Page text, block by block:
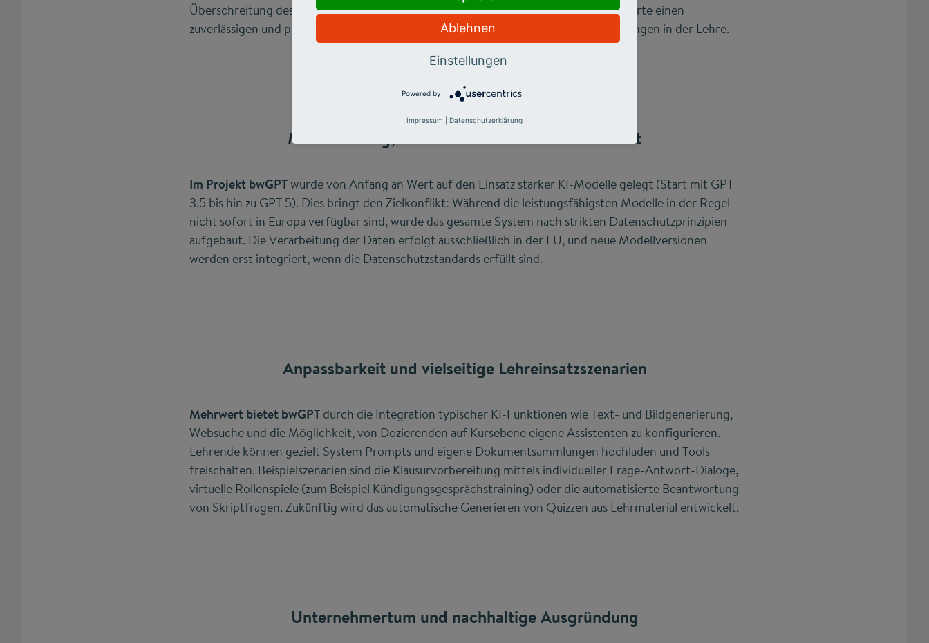
Überschreitung des Limits auf günstigere Sprachmodelle zurückgestuft. Das garantierte einen
zuverlässigen und planbaren Ressourceneinsatz beim Betrieb moderner KI-Anwendungen in der Lehre.
Modelleistung, Datenschutz und EU-Konformität
Im Projekt bwGPTwurde von Anfang an Wert auf den Einsatz starker KI-Modelle gelegt (Start mit GPT
3.5 bis hin zu GPT 5). Dies bringt den Zielkonflikt: Während die leistungsfähigsten Modelle in der Regel
nicht sofort in Europa verfügbar sind, wurde das gesamte System nach strikten Datenschutzprinzipien
aufgebaut. Die Verarbeitung der Daten erfolgt ausschließlich in der EU, und neue Modellversionen
werden erst integriert, wenn die Datenschutzstandards erfüllt sind.
Anpassbarkeit und vielseitige Lehreinsatzszenarien
Mehrwert bietet bwGPT durch die Integration typischer KI-Funktionen wie Text- und Bildgenerierung,
Websuche und die Möglichkeit, von Dozierenden auf Kursebene eigene Assistenten zu konfigurieren.
Lehrende können gezielt System Prompts und eigene Dokumentsammlungen hochladen und Tools
freischalten. Beispielszenarien sind die Klausurvorbereitung mittels individueller Frage-Antwort-Dialoge,
virtuelle Rollenspiele (zum Beispiel Kündigungsgesprächstraining) oder die automatisierte Beantwortung
von Skriptfragen. Zukünftig wird das automatische Generieren von Quizzen aus Lehrmaterial entwickelt.
Unternehmertum und nachhaltige Ausgründung
Ablehnen
Einstellungen
Powered by
Impressum Datenschutzerklärung